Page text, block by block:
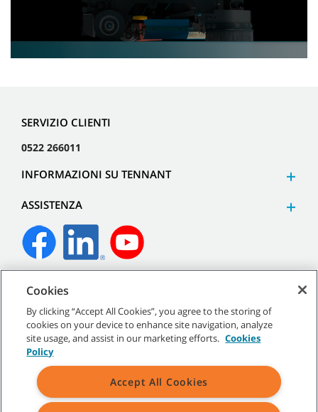
SERVIZIO CLIENTI
0522 266011
INFORMAZIONI SU TENNANT
ASSISTENZA
©2026 Tennant Company. Tutti i diritti riservati.
Mappa del sito
di vendita
Tutti i marchi e i loghi Tennant indicati sono di proprietà di Tennant
Cookies
By clicking “Accept All Cookies”, you agree to the storing of
cookies on your device to enhance site navigation, analyze
site usage, and assist in our marketing efforts. Cookies
Policy
Accept All Cookies